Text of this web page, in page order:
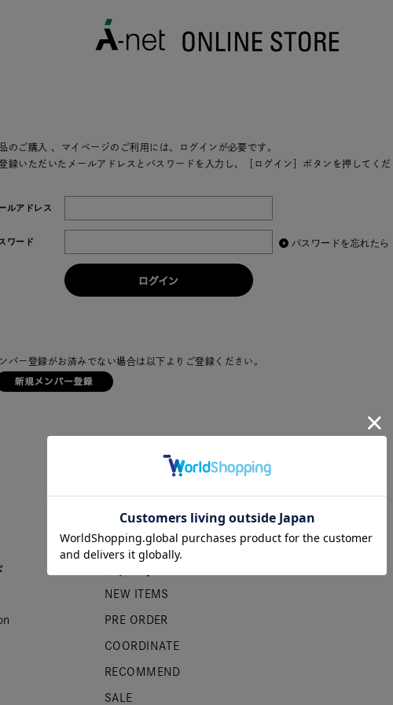
のご購入
、マイページのご利用には、ログインが必要です。
録いただいたメールアドレスとパスワードを入力し、［ログイン］ボタンを押してく
ルアドレス
ワード パスワードを忘れたら
ンバー登録がお済みでない場合は以下よりご登録ください。
NEW ITEMS
PRE ORDER
COORDINATE
RECOMMEND
SALE